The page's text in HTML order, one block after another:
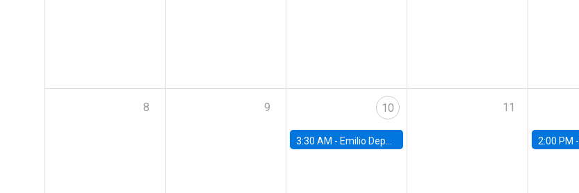
8 9 10
3:30 AM - Emilio Depetris-Chauvín, Universidad Católica
11
2:00 PM -